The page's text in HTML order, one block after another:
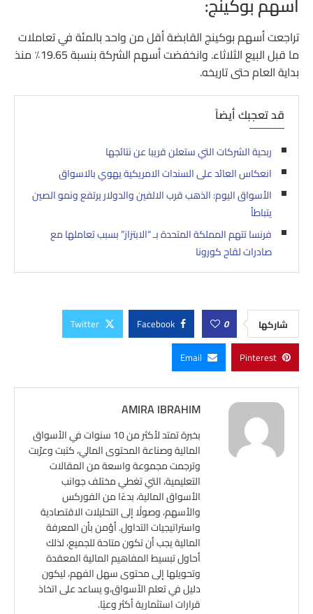
تراجعت أسهم بوكينج القابضة أقل من واحد بالمئة في تعاملات
ما قبل البيع الثلاثاء. وانخفضت أسهم الشركة بنسبة 19.65٪ منذ
بداية العام حتى تاريخه.
قد تعجبك أيضاً
ربحية الشركات التي ستعلن قريبا عن نتائجها
انعكاس العائد على السندات الامريكية يهوي بالاسواق
الأسواق اليوم: الذهب قرب الالفين والدولار يرتفع ونمو الصين
يتباطأ
فرنسا تتهم المملكة المتحدة بـ “الابتزاز” بسبب تعاملها مع
صادرات لقاح كورونا
شاركها 0
Facebook
Twitter
Pinterest
Email
AMIRA IBRAHIM
بخبرة تمتد لأكثر من 10 سنوات في الأسواق
المالية وصناعة المحتوى المالي، كتبت وعرّبت
وترجمت مجموعة واسعة من المقالات
التعليمية، التي تغطي مختلف جوانب
الأسواق المالية، بدءًا من الفوركس
والأسهم، وصولًا إلى التحليلات الاقتصادية
واستراتيجيات التداول. أؤمن بأن المعرفة
المالية يجب أن تكون متاحة للجميع، لذلك
أحاول تبسيط المفاهيم المالية المعقدة
وتحويلها إلى محتوى سهل الفهم، ليكون
دليل في تعلم الأسواق،و يساعد على اتخاذ
قرارات استثمارية أكثر وعيًا.